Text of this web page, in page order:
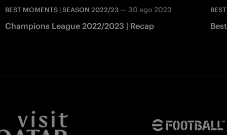
BEST MOMENTS | SEASON 2022/23 — 30 ago 2023
Champions League 2022/2023 | Recap